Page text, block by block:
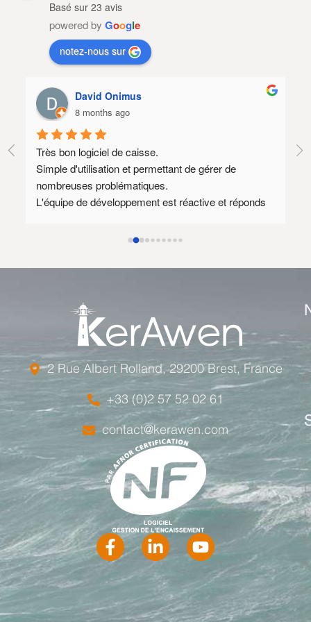
Basé sur 23 avis
powered by Google
notez-nous sur
réponds
lebagagiste. run
9 months ago
Logiciel complet et simple d'utilisation.
SAV réactif.
Il reste des points à améliorer, autant sur le logiciel
que dans les échanges, mais les progrès sont là et
2 Rue Albert Rolland, 29200 Brest, France
+33 (0)2 57 52 02 61
contact@kerawen.com